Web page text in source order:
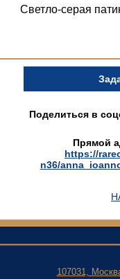
Светло-серая
Поделиться в
Прямой
https://
n36/
107031,